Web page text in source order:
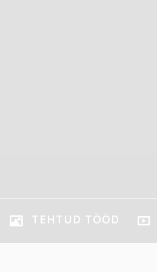
TEHTUD TÖÖD